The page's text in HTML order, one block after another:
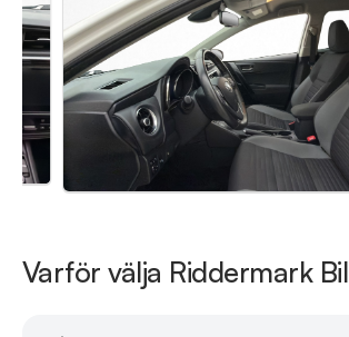
Varför välja Riddermark Bil
Välkomna!